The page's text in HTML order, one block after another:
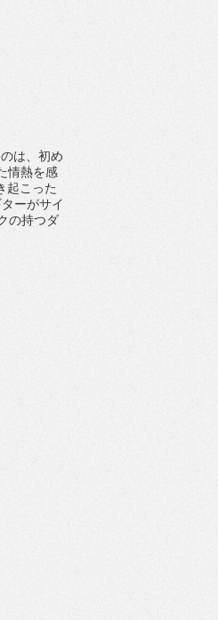
は、初め
情熱を感
起こった
ーがサイ
の持つダ